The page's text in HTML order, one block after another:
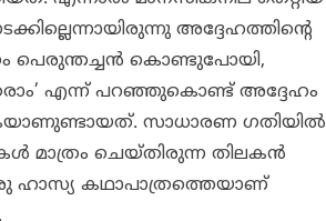
അദ്ദേഹത്തിന്റെ
പെരുന്തച്ചൻ കൊണ്ടുപോയി,
എന്ന് പറഞ്ഞുകൊണ്ട് അദ്ദേഹം
സാധാരണ ഗതിയിൽ
മാത്രം ചെയ്തിരുന്ന തിലകൻ
ഹാസ്യ കഥാപാത്രത്തെയാണ്